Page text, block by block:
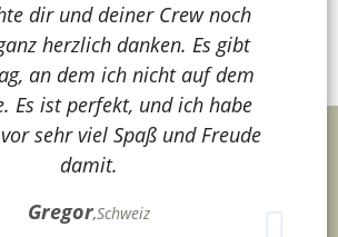
dir und deiner Crew noch
herzlich danken. Es gibt
an dem ich nicht auf dem
Es ist perfekt, und ich habe
sehr viel Spaß und Freude
damit.
Gregor,Schweiz